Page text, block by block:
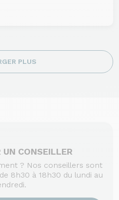
PLUS
UN CONSEILLER
? Nos conseillers sont
8h30 à 18h30 du lundi au